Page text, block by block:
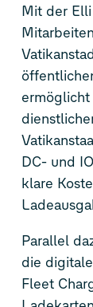
Mit der
ermöglicht
DC- und
klare
Parallel
die
Fleet